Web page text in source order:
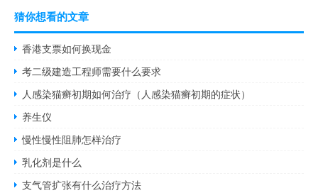
猜你想看的文章
香港支票如何换现金
考二级建造工程师需要什么要求
人感染猫癣初期如何治疗（人感染猫癣初期的症状）
养生仪
慢性慢性阻肺怎样治疗
乳化剂是什么
支气管扩张有什么治疗方法